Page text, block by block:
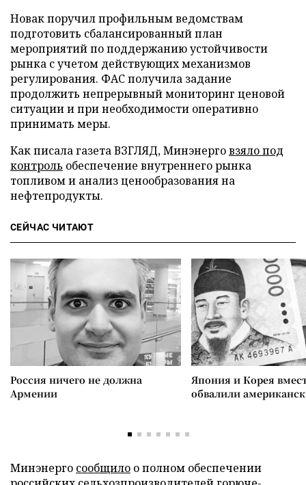
Новак поручил профильным ведомствам
подготовить сбалансированный план
мероприятий по поддержанию устойчивости
рынка с учетом действующих механизмов
регулирования. ФАС получила задание
продолжить непрерывный мониторинг ценовой
ситуации и при необходимости оперативно
принимать меры.
Как писала газета ВЗГЛЯД, Минэнерговзяло под
контроль обеспечение внутреннего рынка
топливом и анализ ценообразования на
нефтепродукты.
СЕЙЧАС ЧИТАЮТ
Россия ничего не должна
Армении
Япония и Корея
обвалили
Минэнерго сообщило о полном обеспечении